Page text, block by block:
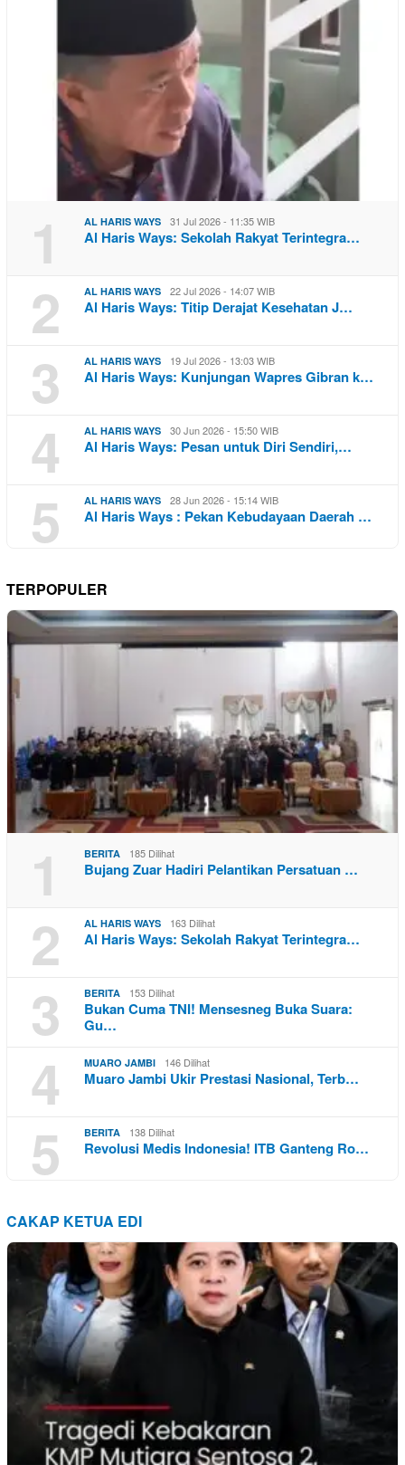
1 AL HARIS WAYS 31 Jul 2026 - 11:35 WIB
Al Haris Ways: Sekolah Rakyat Terintegra…
2 AL HARIS WAYS 22 Jul 2026 - 14:07 WIB
Al Haris Ways: Titip Derajat Kesehatan J…
3 AL HARIS WAYS 19 Jul 2026 - 13:03 WIB
Al Haris Ways: Kunjungan Wapres Gibran k…
4 AL HARIS WAYS 30 Jun 2026 - 15:50 WIB
Al Haris Ways: Pesan untuk Diri Sendiri,…
5 AL HARIS WAYS 28 Jun 2026 - 15:14 WIB
Al Haris Ways : Pekan Kebudayaan Daerah …
TERPOPULER
1 BERITA 185 Dilihat
Bujang Zuar Hadiri Pelantikan Persatuan …
2 AL HARIS WAYS 163 Dilihat
Al Haris Ways: Sekolah Rakyat Terintegra…
3 BERITA 153 Dilihat
Bukan Cuma TNI! Mensesneg Buka Suara:
Gu…
4 MUARO JAMBI 146 Dilihat
Muaro Jambi Ukir Prestasi Nasional, Terb…
5 BERITA 138 Dilihat
Revolusi Medis Indonesia! ITB Ganteng Ro…
CAKAP KETUA EDI